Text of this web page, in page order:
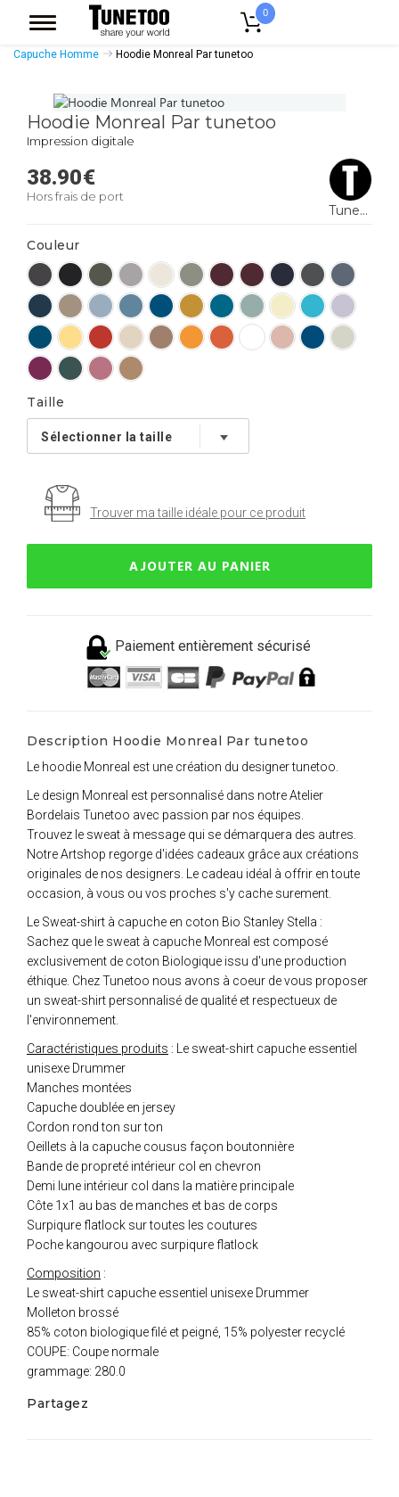
0
Vêtement Homme Sweatshirts Homme
Capuche Homme
Hoodie Monreal Par tunetoo
Hoodie Monreal Par tunetoo
Impression digitale
38.90€
Hors frais de port
Tunetoo
Couleur
Taille
Trouver ma taille idéale pour ce produit
AJOUTER AU PANIER
Paiement entièrement sécurisé
Description Hoodie Monreal Par tunetoo
Le hoodie Monreal est une création du designer tunetoo.
Le design Monreal est personnalisé dans notre Atelier
Bordelais Tunetoo avec passion par nos équipes.
Trouvez le sweat à message qui se démarquera des autres.
Notre Artshop regorge d'idées cadeaux grâce aux créations
originales de nos designers. Le cadeau idéal à offrir en toute
occasion, à vous ou vos proches s'y cache surement.
Le Sweat-shirt à capuche en coton Bio Stanley Stella :
Sachez que le sweat à capuche Monreal est composé
exclusivement de coton Biologique issu d'une production
éthique. Chez Tunetoo nous avons à coeur de vous proposer
un sweat-shirt personnalisé de qualité et respectueux de
l'environnement.
Caractéristiques produits : Le sweat-shirt capuche essentiel
unisexe Drummer
Manches montées
Capuche doublée en jersey
Cordon rond ton sur ton
Oeillets à la capuche cousus façon boutonnière
Bande de propreté intérieur col en chevron
Demi lune intérieur col dans la matière principale
Côte 1x1 au bas de manches et bas de corps
Surpiqure flatlock sur toutes les coutures
Poche kangourou avec surpiqure flatlock
Composition :
Le sweat-shirt capuche essentiel unisexe Drummer
Molleton brossé
85% coton biologique filé et peigné, 15% polyester recyclé
COUPE: Coupe normale
grammage: 280.0
Partagez